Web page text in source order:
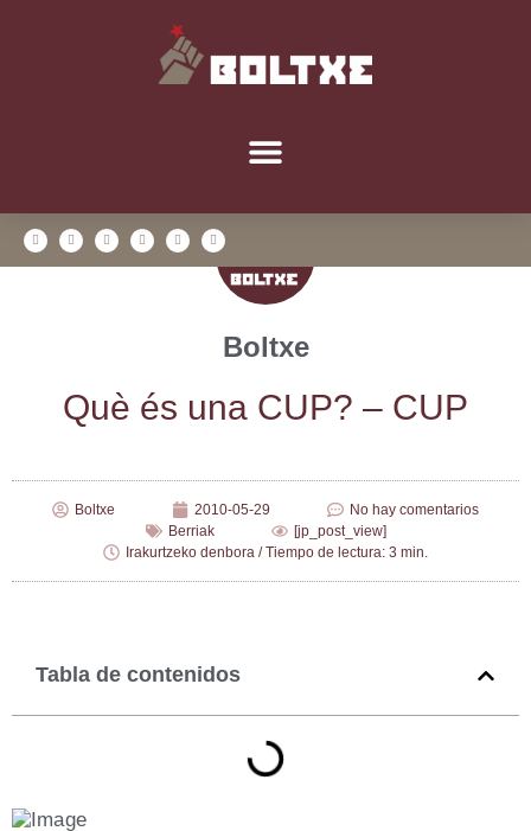
Boltxe
Què és una CUP? – CUP
Boltxe 2010-05-29
No hay comentarios
Berriak
[jp_post_view]
Irakurtzeko denbora / Tiempo de lectura: 3 min.
Tabla de contenidos